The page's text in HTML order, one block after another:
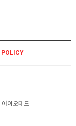
POLICY
아이오테드